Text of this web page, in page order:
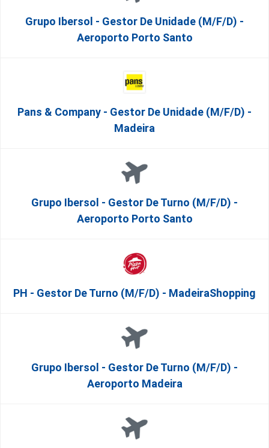
Grupo Ibersol - Gestor De Unidade (m/f/d) -
Aeroporto Porto Santo
Pans & Company - Gestor De Unidade (m/f/d) -
Madeira
Grupo Ibersol - Gestor De Turno (m/f/d) -
Aeroporto Porto Santo
PH - Gestor De Turno (m/f/d) - MadeiraShopping
Grupo Ibersol - Gestor De Turno (m/f/d) -
Aeroporto Madeira